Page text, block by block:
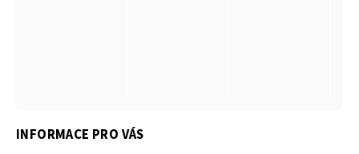
INFORMACE PRO VÁS